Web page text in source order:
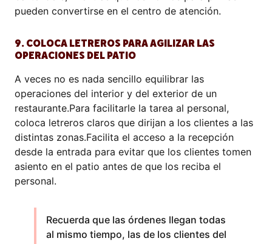
pueden convertirse en el centro de atención.
9. COLOCA LETREROS PARA AGILIZAR LAS
OPERACIONES DEL PATIO
A veces no es nada sencillo equilibrar las
operaciones del interior y del exterior de un
restaurante.Para facilitarle la tarea al personal,
coloca letreros claros que dirijan a los clientes a las
distintas zonas.Facilita el acceso a la recepción
desde la entrada para evitar que los clientes tomen
asiento en el patio antes de que los reciba el
personal.
Recuerda que las órdenes llegan todas
al mismo tiempo, las de los clientes del